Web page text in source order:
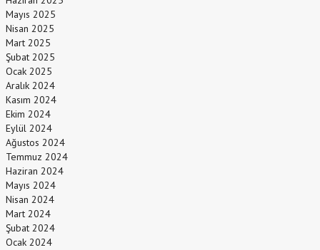
Mayıs 2025
Nisan 2025
Mart 2025
Şubat 2025
Ocak 2025
Aralık 2024
Kasım 2024
Ekim 2024
Eylül 2024
Ağustos 2024
Temmuz 2024
Haziran 2024
Mayıs 2024
Nisan 2024
Mart 2024
Şubat 2024
Ocak 2024